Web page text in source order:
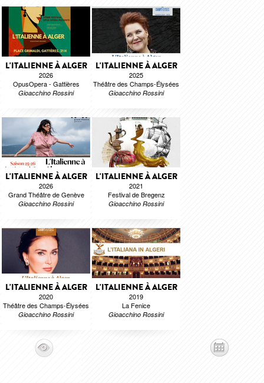
L'ITALIENNE À ALGER
2026
OpusOpera - Gattières
Gioacchino Rossini
L'ITALIENNE À ALGER
2025
Théâtre des Champs-Élysées
Gioacchino Rossini
L'ITALIENNE À ALGER
2026
Grand Théâtre de Genève
Gioacchino Rossini
L'ITALIENNE À ALGER
2021
Festival de Bregenz
Gioacchino Rossini
L'ITALIENNE À ALGER
2020
Théâtre des Champs-Élysées
Gioacchino Rossini
L'ITALIENNE À ALGER
2019
La Fenice
Gioacchino Rossini